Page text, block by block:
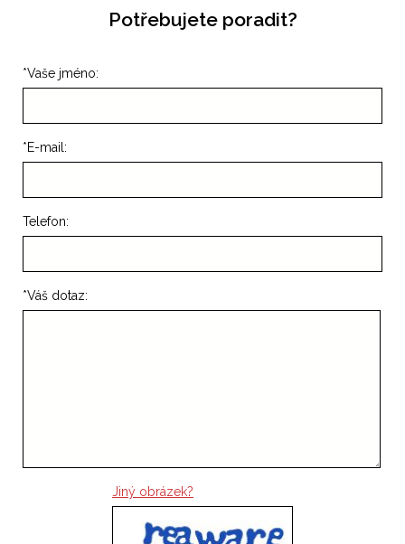
Potřebujete poradit?
Vaše jméno:
*
E-mail:
*
Telefon:
Váš dotaz:
*
Jiný obrázek?